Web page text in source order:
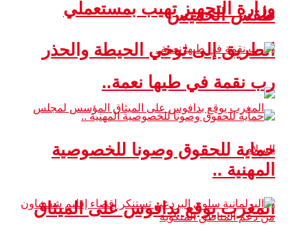
وزارة التجهيز تهيب بمستعملي
الطريق إلى توخي الحيطة والحذر
المغرب يوقع بدافوس على الميثاق
طقس الخميس
رب نقمة في طيها نعمة..
حماية للحقوق وصونا للخصوصية
المهنية ..